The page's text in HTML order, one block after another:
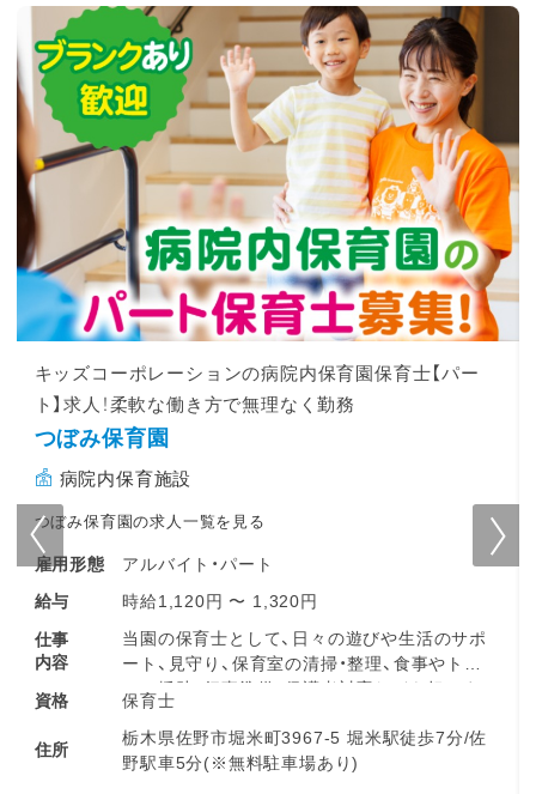
キッズコーポレーションの病院内保育園保育士【パー
ト】求人！柔軟な働き方で無理なく勤務
つぼみ保育園
病院内保育施設
つぼみ保育園の求人一覧を見る
雇用形態
アルバイト・パート
給与
時給1,120円 〜 1,320円
仕事
内容
当園の保育士として、日々の遊びや生活のサポ
ート、見守り、保育室の清掃・整理、食事やトイ
レの援助、行事準備、保護者対応などを担いま
す。柔軟な保育環境の中で、子どもたち一人ひ
とりにしっかり向き合える時間が多くありま
す。勤務日数や時間は相談可能で、ライフスタ
資格 保育士
住所
栃木県佐野市堀米町3967-5 堀米駅徒歩7分/佐
野駅車5分(※無料駐車場あり)